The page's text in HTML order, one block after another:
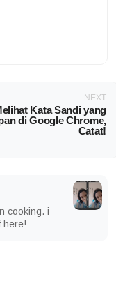
NEXT
Kata Sandi yang
di Google Chrome,
Catat!
cooking. i
here!